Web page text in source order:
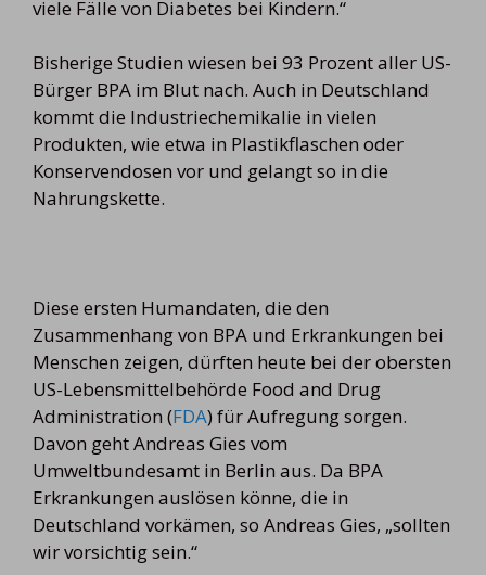
viele Fälle von Diabetes bei Kindern.“
Bisherige Studien wiesen bei 93 Prozent aller US-
Bürger BPA im Blut nach. Auch in Deutschland
kommt die Industriechemikalie in vielen
Produkten, wie etwa in Plastikflaschen oder
Konservendosen vor und gelangt so in die
Nahrungskette.
Diese ersten Humandaten, die den
Zusammenhang von BPA und Erkrankungen bei
Menschen zeigen, dürften heute bei der obersten
US-Lebensmittelbehörde Food and Drug
Administration (FDA) für Aufregung sorgen.
Davon geht Andreas Gies vom
Umweltbundesamt in Berlin aus. Da BPA
Erkrankungen auslösen könne, die in
Deutschland vorkämen, so Andreas Gies, „sollten
wir vorsichtig sein.“